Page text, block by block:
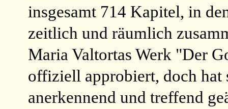
insgesamt 714 Kapitel, in
zeitlich und räumlich
Maria Valtortas Werk "Der
offiziell approbiert, doch hat
anerkennend und treffend